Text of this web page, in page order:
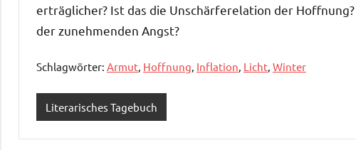
erträglicher? Ist das die Unschärferelation der
der zunehmenden Angst?
Schlagwörter: Armut, Hoffnung, Inflation, Licht, Winter
Literarisches Tagebuch